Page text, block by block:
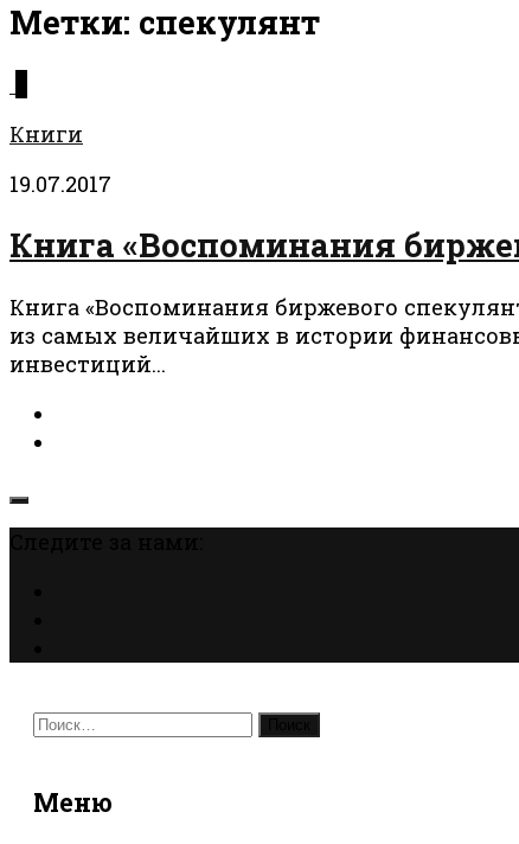
Метки: спекулянт
Книги
19.07.2017
Книга «Воспоминания
Книга «Воспоминания биржевого
из самых величайших в истории
инвестиций...
Найти:
Меню